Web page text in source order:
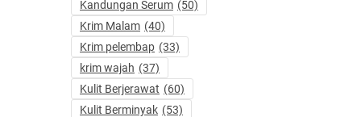
Kandungan Serum (50)
Krim Malam (40)
Krim pelembap (33)
krim wajah (37)
Kulit Berjerawat (60)
Kulit Berminyak (53)